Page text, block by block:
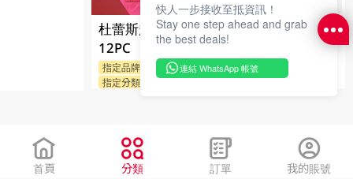
杜蕾斯超薄安全套
12PC
指定品牌送贈品
指定分類送贈品
救世超卓口罩白色
30PC
首頁 分類 訂單 我的賬號
快人一步接收至抵資訊！
Stay one step ahead and grab
the best deals!
連結 WhatsApp 帳號